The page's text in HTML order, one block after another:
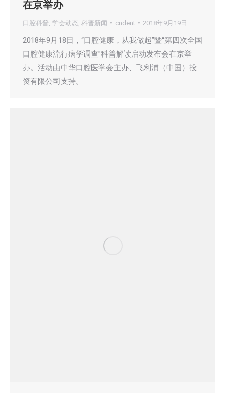
在京举办
口腔科普 学会动态 科普新闻 cndent 2018年9月19日
2018年9月18日，“口腔健康，从我做起”暨“第四次全国
口腔健康流行病学调查”科普解读启动发布会在京举
办。活动由中华口腔医学会主办、飞利浦（中国）投
资有限公司支持。